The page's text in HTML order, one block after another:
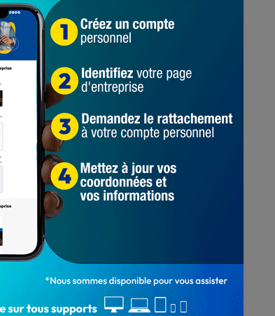
et aujourd’hui en 2020, on est à 2
et ce qui est fait en 4 ans. C’est
de l’Opposition (PUJO) » sur
1 709